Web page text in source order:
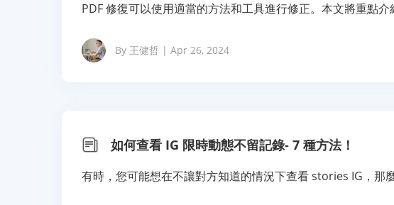
PDF 修復可以使用適當的方法和工具進行修正。本文將重點
By 王健哲 | Apr 26, 2024
如何查看 IG 限時動態不留記錄- 7 種方法！
有時，您可能想在不讓對方知道的情況下查看 stories IG，那